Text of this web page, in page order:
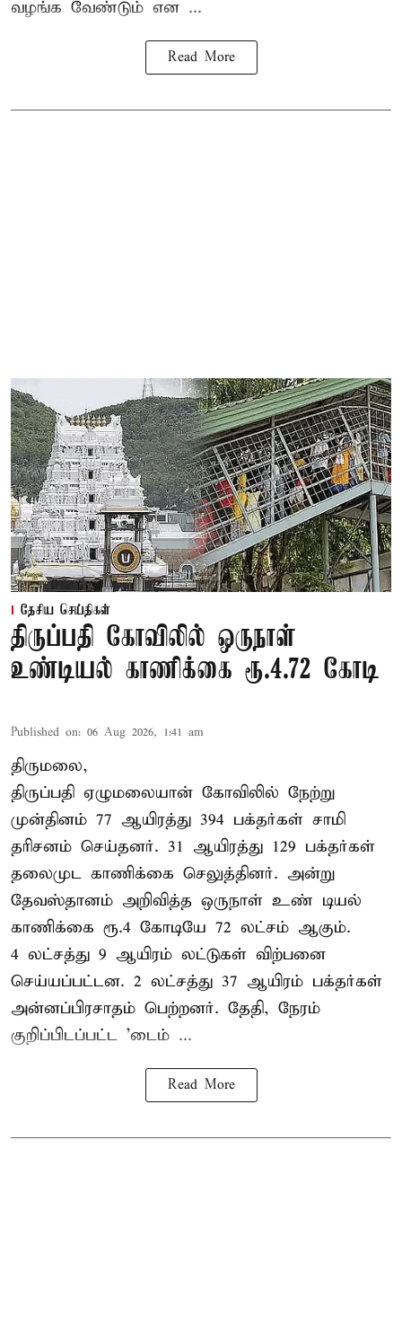
வழங்க வேண்டும் என ...
Read More
தேசிய செய்திகள்
திருப்பதி கோவிலில் ஒருநாள்
உண்டியல் காணிக்கை ரூ.4.72 கோடி
Published on: 06 Aug 2026, 1:41 am
திருமலை,
திருப்பதி ஏழுமலையான் கோவிலில் நேற்று
முன்தினம் 77 ஆயிரத்து 394 பக்தர்கள் சாமி
தரிசனம் செய்தனர். 31 ஆயிரத்து 129 பக்தர்கள்
தலைமுட காணிக்கை செலுத்தினர். அன்று
தேவஸ்தானம் அறிவித்த ஒருநாள் உண் டியல்
காணிக்கை ரூ.4 கோடியே 72 லட்சம் ஆகும்.
4 லட்சத்து 9 ஆயிரம் லட்டுகள் விற்பனை
செய்யப்பட்டன. 2 லட்சத்து 37 ஆயிரம் பக்தர்கள்
அன்னப்பிரசாதம் பெற்றனர். தேதி, நேரம்
குறிப்பிடப்பட்ட 'டைம் ...
Read More